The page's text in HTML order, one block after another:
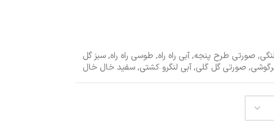
, صورتی طرح پنجه,آبی راه راه, طوسی راه راه,سبز گل
, صورتی گل گلی,آبی لنگرو کشتی,سفید خال خال